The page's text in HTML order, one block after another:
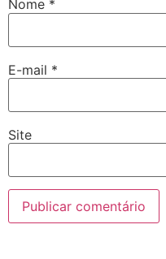
Nome *
E-mail *
Site